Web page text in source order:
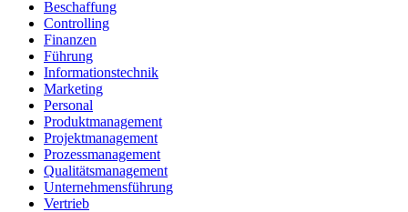
Beschaffung
Controlling
Finanzen
Führung
Informationstechnik
Marketing
Personal
Produktmanagement
Projektmanagement
Prozessmanagement
Qualitätsmanagement
Unternehmensführung
Vertrieb